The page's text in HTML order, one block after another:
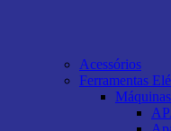
Acessórios
Ferramentas